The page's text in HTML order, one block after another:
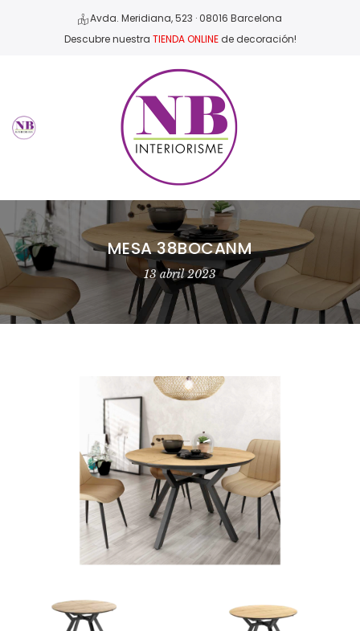
Avda. Meridiana, 523 · 08016 Barcelona
Descubre nuestra TIENDA ONLINEde decoración!
MESA 38BOCANM
13 abril 2023